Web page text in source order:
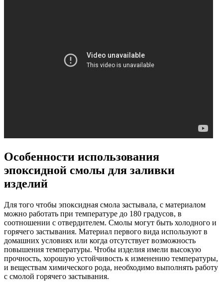
Особенности использования
эпоксидной смолы для заливки
изделий
Для того чтобы эпоксидная смола застывала, с материалом
можно работать при температуре до 180 градусов, в
соотношении с отвердителем. Смолы могут быть холодного и
горячего застывания. Материал первого вида используют в
домашних условиях или когда отсутствует возможность
повышения температуры. Чтобы изделия имели высокую
прочность, хорошую устойчивость к изменению температуры,
и веществам химического рода, необходимо выполнять работу
с смолой горячего застывания.